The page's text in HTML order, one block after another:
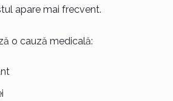
apare mai frecvent.
o cauză medicală: